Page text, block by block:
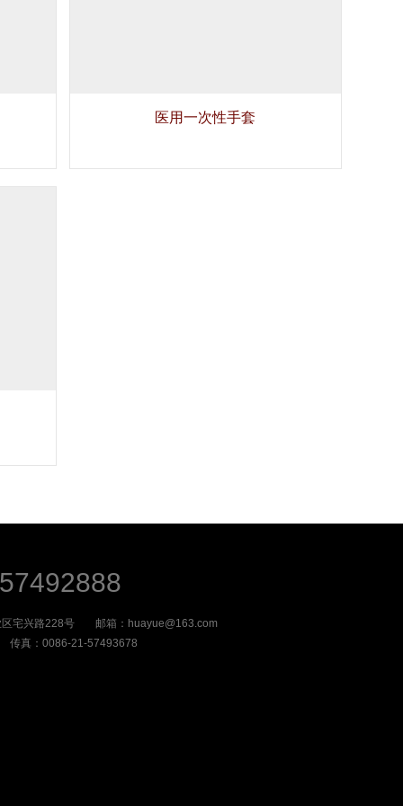
医用一次性手套
宅兴路228号
邮箱：huayue@163.com
传真：0086-21-57493678